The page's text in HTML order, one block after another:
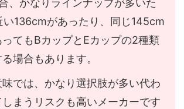
、かなりラインナップが多いた
136cmがあったり、同じ145cm
てもBカップとEカップの2種類
場合もあります。
では、かなり選択肢が多い代わ
しまうリスクも高いメーカーです